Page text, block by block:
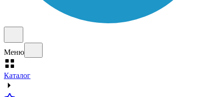
Меню
Каталог